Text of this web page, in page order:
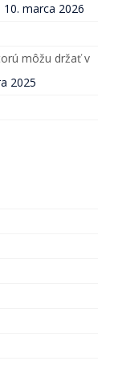
10. marca 2026
môžu držať v
2025